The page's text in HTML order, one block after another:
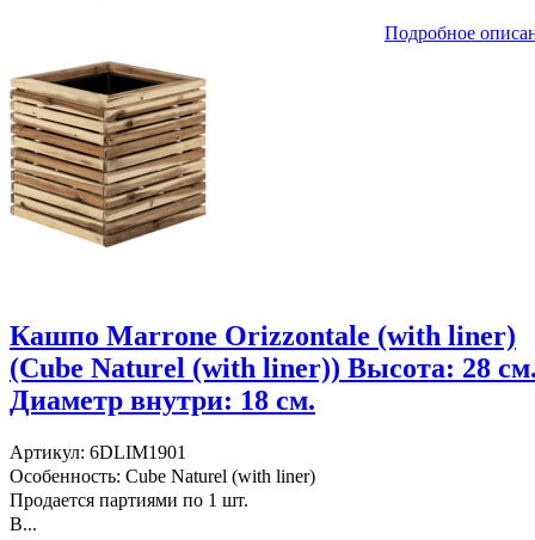
Подробное
Кашпо Marrone Orizzontale (with liner)
(Cube Naturel (with liner)) Высота: 28
Диаметр внутри: 18 см.
Артикул: 6DLIM1901
Особенность: Cube Naturel (with liner)
Продается партиями по 1 шт.
В...